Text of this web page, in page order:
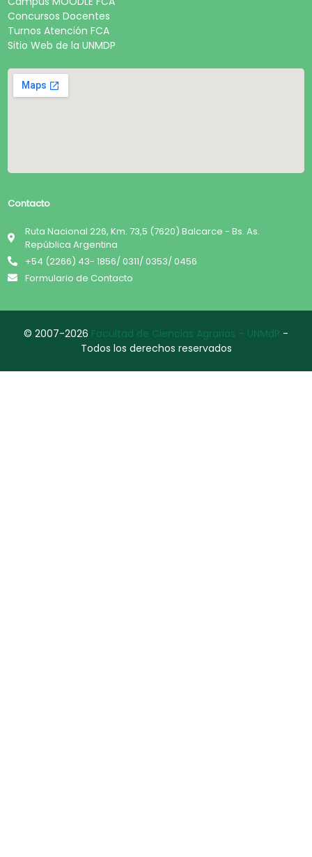
Concursos Docentes
Turnos Atención FCA
Sitio Web de la UNMDP
Contacto
Ruta Nacional 226, Km. 73,5 (7620) Balcarce - Bs. As.
República Argentina
+54 (2266) 43- 1856/ 0311/ 0353/ 0456
Formulario de Contacto
© 2007-2026 Facultad de Ciencias Agrarias – UNMdP -
Todos los derechos reservados